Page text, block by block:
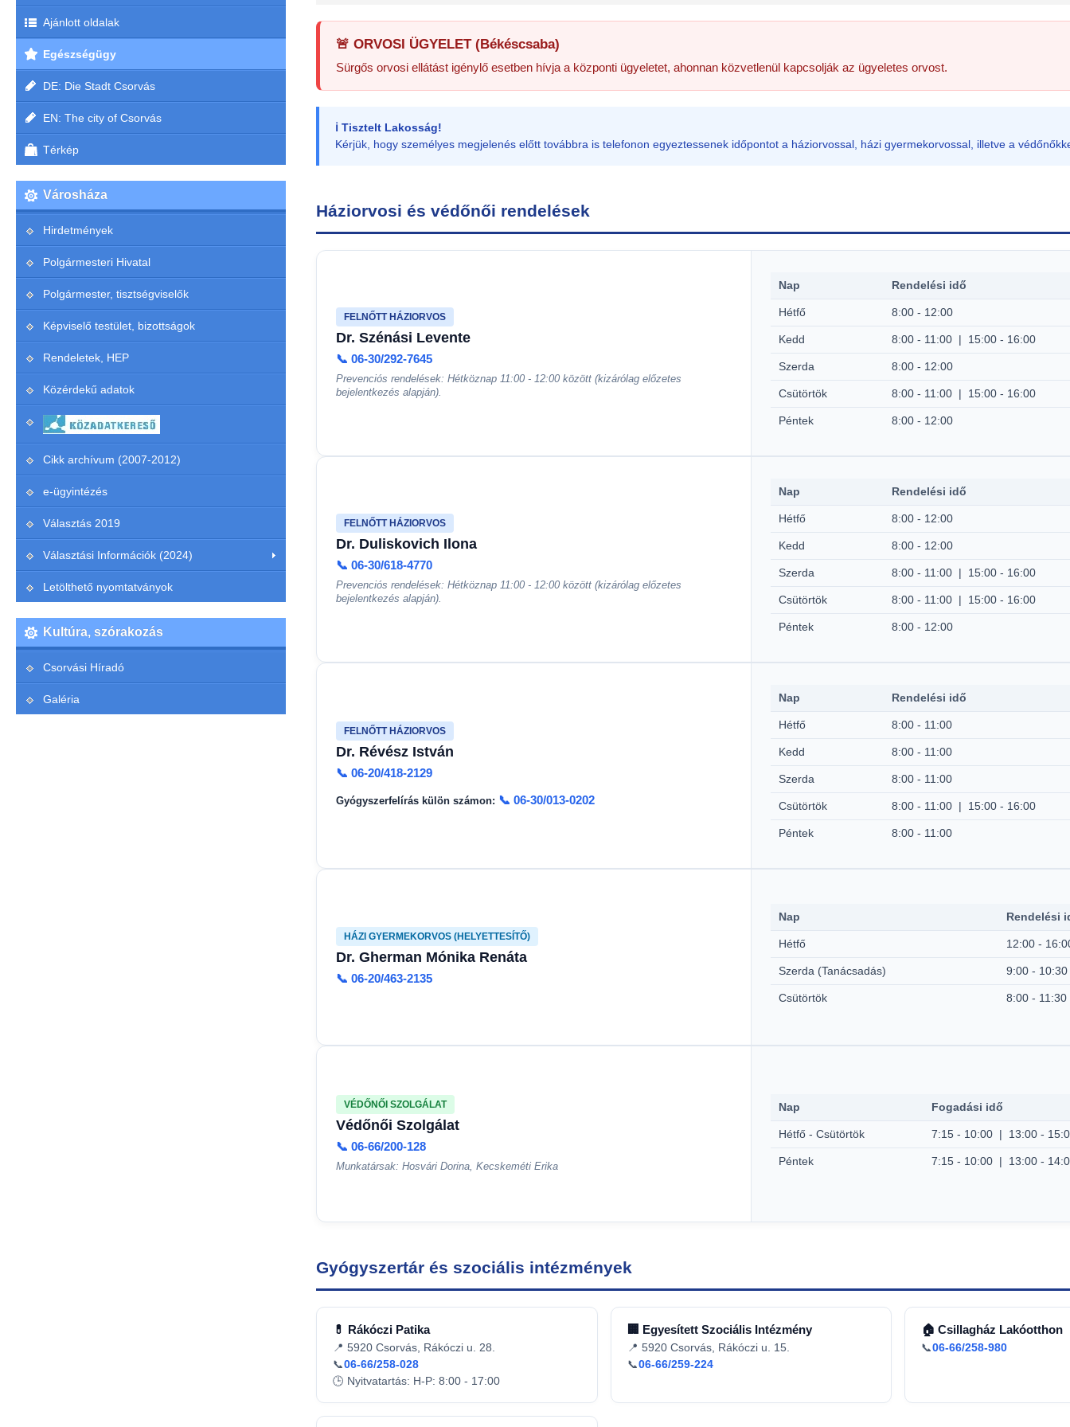
🚨 ORVOSI ÜGYELET (Békéscsaba)
Sürgős orvosi ellátást igénylő esetben hívja a központi ügyeletet, ahonnan közvetlenül kapcsolják az ügyeletes orvost.
ℹ️ Tisztelt Lakosság!
Kérjük, hogy személyes megjelenés előtt továbbra is telefonon egyeztessenek időpontot a háziorvossal, házi gyermekorvossal, illetve a
Háziorvosi és védőnői rendelések
FELNŐTT HÁZIORVOS
Dr. Szénási Levente
📞 06-30/292-7645
Prevenciós rendelések: Hétköznap 11:00 - 12:00 között (kizárólag előzetes
bejelentkezés alapján).
Nap Rendelési idő
Hétfő 8:00 - 12:00
Kedd 8:00 - 11:00 | 15:00 - 16:00
Szerda 8:00 - 12:00
Csütörtök 8:00 - 11:00 | 15:00 - 16:00
Péntek 8:00 - 12:00
FELNŐTT HÁZIORVOS
Dr. Duliskovich Ilona
📞 06-30/618-4770
Prevenciós rendelések: Hétköznap 11:00 - 12:00 között (kizárólag előzetes
bejelentkezés alapján).
Nap Rendelési idő
Hétfő 8:00 - 12:00
Kedd 8:00 - 12:00
Szerda 8:00 - 11:00 | 15:00 - 16:00
Csütörtök 8:00 - 11:00 | 15:00 - 16:00
Péntek 8:00 - 12:00
FELNŐTT HÁZIORVOS
Dr. Révész István
📞 06-20/418-2129
Gyógyszerfelírás külön számon: 📞 06-30/013-0202
Nap Rendelési idő
Hétfő 8:00 - 11:00
Kedd 8:00 - 11:00
Szerda 8:00 - 11:00
Csütörtök 8:00 - 11:00 | 15:00 - 16:00
Péntek 8:00 - 11:00
HÁZI GYERMEKORVOS (HELYETTESÍTŐ)
Dr. Gherman Mónika Renáta
📞 06-20/463-2135
Nap Rendelési
Hétfő 12:00 -
Szerda (Tanácsadás) 9:00 - 10:30
Csütörtök 8:00 - 11:30
VÉDŐNŐI SZOLGÁLAT
Védőnői Szolgálat
📞 06-66/200-128
Munkatársak: Hosvári Dorina, Kecskeméti Erika
Nap Fogadási idő
Hétfő - Csütörtök 7:15 - 10:00 | 13:00 -
Péntek 7:15 - 10:00 | 13:00 -
Gyógyszertár és szociális intézmények
💊 Rákóczi Patika
📍 5920 Csorvás, Rákóczi u. 28.
📞06-66/258-028
🕒 Nyitvatartás: H-P: 8:00 - 17:00
🏢 Egyesített Szociális Intézmény
📍 5920 Csorvás, Rákóczi u. 15.
📞06-66/259-224
🏠 Csillagház Lakóotthon
📞06-66/258-980
Ajánlott oldalak
Egészségügy
DE: Die Stadt Csorvás
EN: The city of Csorvás
Térkép
Városháza
Hirdetmények
Polgármesteri Hivatal
Polgármester, tisztségviselők
Képviselő testület, bizottságok
Rendeletek, HEP
Közérdekű adatok
Cikk archívum (2007-2012)
e-ügyintézés
Választás 2019
Választási Információk (2024)
Letölthető nyomtatványok
Kultúra, szórakozás
Csorvási Híradó
Galéria